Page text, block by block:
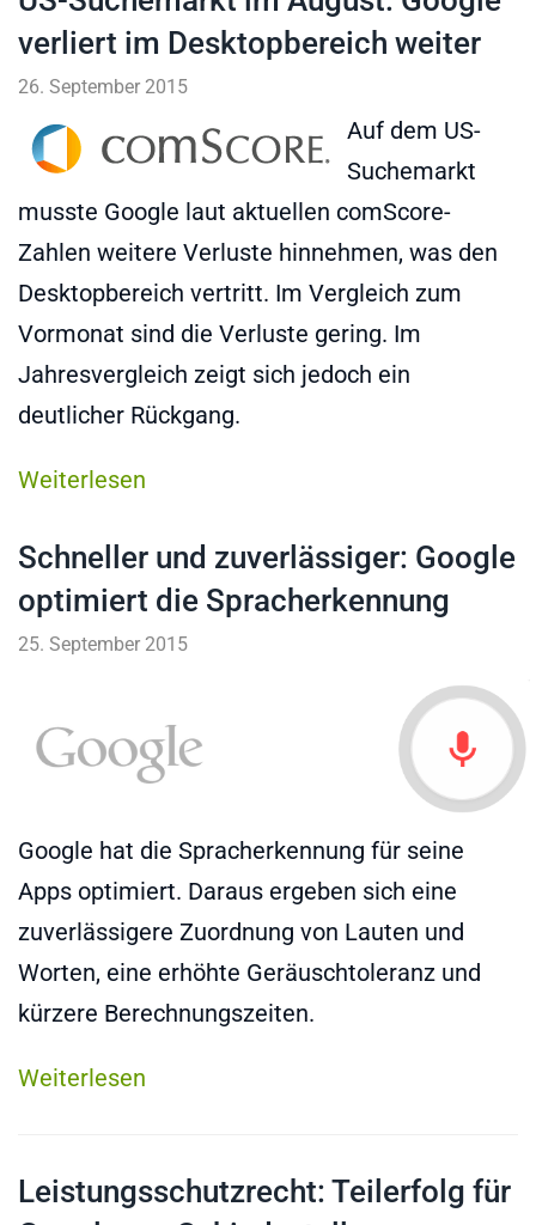
verliert im Desktopbereich weiter
26. September 2015
Auf dem US-
Suchemarkt
musste Google laut aktuellen comScore-
Zahlen weitere Verluste hinnehmen, was den
Desktopbereich vertritt. Im Vergleich zum
Vormonat sind die Verluste gering. Im
Jahresvergleich zeigt sich jedoch ein
deutlicher Rückgang.
Weiterlesen
Schneller und zuverlässiger: Google
optimiert die Spracherkennung
25. September 2015
Google hat die Spracherkennung für seine
Apps optimiert. Daraus ergeben sich eine
zuverlässigere Zuordnung von Lauten und
Worten, eine erhöhte Geräuschtoleranz und
kürzere Berechnungszeiten.
Weiterlesen
Leistungsschutzrecht: Teilerfolg für